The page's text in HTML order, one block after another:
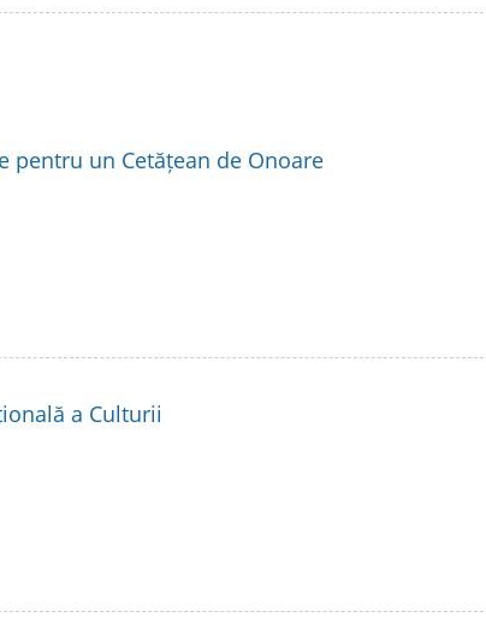
pentru un Cetățean de Onoare
a Culturii